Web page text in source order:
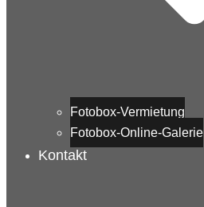
Fotobox-Vermietung
Fotobox-Online-Galerie
Kontakt